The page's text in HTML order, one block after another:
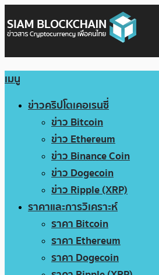
เมนู
ข่าวคริปโตเคอเรนซี่
ข่าว Bitcoin
ข่าว Ethereum
ข่าว Binance Coin
ข่าว Dogecoin
ข่าว Ripple (XRP)
ราคาและการวิเคราะห์
ราคา Bitcoin
ราคา Ethereum
ราคา Dogecoin